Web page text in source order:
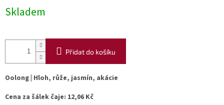
cena:
Skladem
Přidat do košíku
Oolong | Hloh, růže, jasmín, akácie
Cena za šálek čaje: 12,06 Kč